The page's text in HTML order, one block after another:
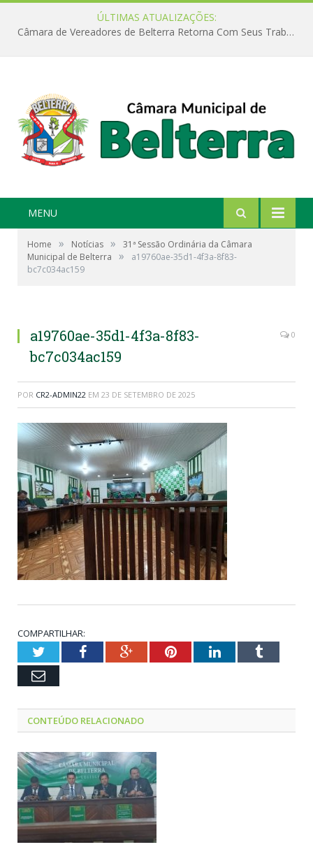
ÚLTIMAS ATUALIZAÇÕES:
Câmara de Vereadores de Belterra Retorna Com Seus Trabalhos Legislativos
MENU
Home » Notícias »
31ª Sessão Ordinária da Câmara
Municipal de Belterra
»
a19760ae-35d1-4f3a-8f83-
bc7c034ac159
a19760ae-35d1-4f3a-8f83-
bc7c034ac159
0
POR CR2-ADMIN22 EM 23 DE SETEMBRO DE 2025
COMPARTILHAR:
TwitterFacebookGoogle+PinterestLinkedInTumblr
Email
CONTEÚDO RELACIONADO